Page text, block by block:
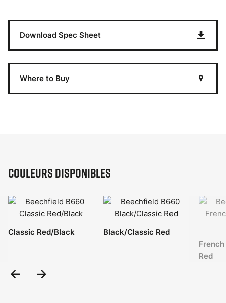
Download Spec Sheet
Where to Buy
Couleurs disponibles
Classic Red/Black
Black/Classic Red
Red
Previous